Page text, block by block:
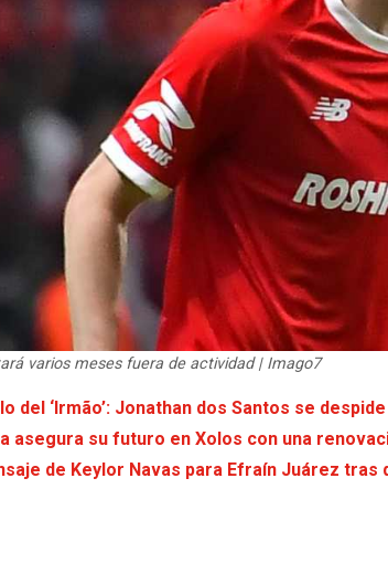
varios meses fuera de actividad | Imago7
del ‘Irmão’: Jonathan dos Santos se
asegura su futuro en Xolos con una
de Keylor Navas para Efraín Juárez tras